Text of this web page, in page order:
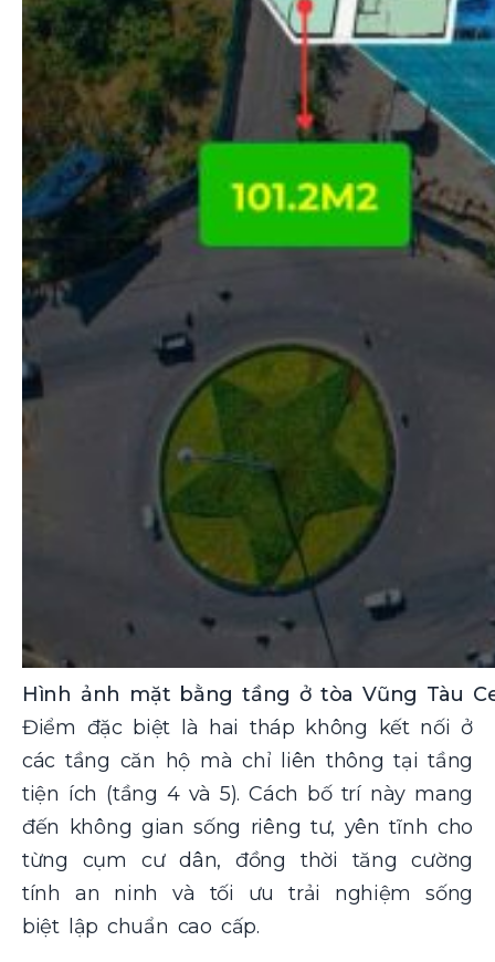
Hình ảnh mặt bằng tầng ở tòa Vũng Tàu
Điểm đặc biệt là hai tháp không kết nối ở
các tầng căn hộ mà chỉ liên thông tại tầng
tiện ích (tầng 4 và 5). Cách bố trí này mang
đến không gian sống riêng tư, yên tĩnh cho
từng cụm cư dân, đồng thời tăng cường
tính an ninh và tối ưu trải nghiệm sống
biệt lập chuẩn cao cấp.